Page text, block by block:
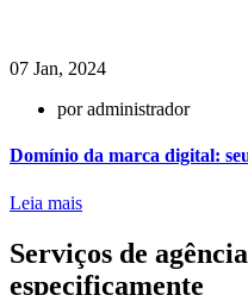
07 Jan, 2024
por administrador
Domínio da marca digital:
Leia mais
Serviços de
especificamente